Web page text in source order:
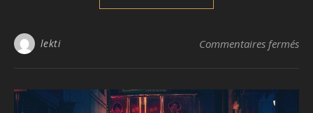
lekti Commentaires fermés